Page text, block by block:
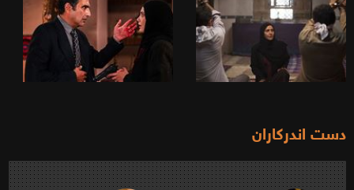
دست اندرکاران